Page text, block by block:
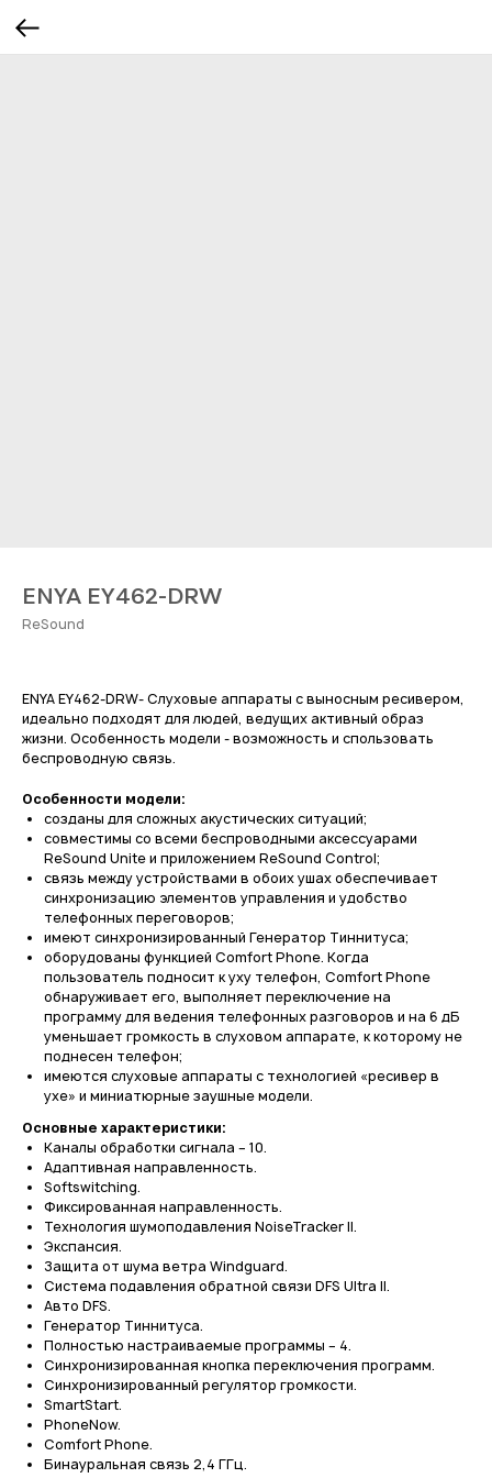
ENYA EY462-DRW
ReSound
ENYA EY462-DRW- Слуховые аппараты с выносным ресивером,
идеально подходят для людей, ведущих активный образ
жизни. Особенность модели - возможность и спользовать
беспроводную связь.
Особенности модели:
созданы для сложных акустических ситуаций;
совместимы со всеми беспроводными аксессуарами
ReSound Unite и приложением ReSound Control;
связь между устройствами в обоих ушах обеспечивает
синхронизацию элементов управления и удобство
телефонных переговоров;
имеют синхронизированный Генератор Тиннитуса;
оборудованы функцией Comfort Phone. Когда
пользователь подносит к уху телефон, Comfort Phone
обнаруживает его, выполняет переключение на
программу для ведения телефонных разговоров и на 6 дБ
уменьшает громкость в слуховом аппарате, к которому не
поднесен телефон;
имеются слуховые аппараты с технологией «ресивер в
ухе» и миниатюрные заушные модели.
Основные характеристики:
Каналы обработки сигнала – 10.
Адаптивная направленность.
Softswitching.
Фиксированная направленность.
Технология шумоподавления NoiseTracker II.
Экспансия.
Защита от шума ветра Windguard.
Система подавления обратной связи DFS Ultra II.
Авто DFS.
Генератор Тиннитуса.
Полностью настраиваемые программы – 4.
Синхронизированная кнопка переключения программ.
Синхронизированный регулятор громкости.
SmartStart.
PhoneNow.
Comfort Phone.
Бинауральная связь 2,4 ГГц.